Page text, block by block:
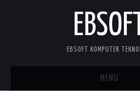
EBSOFT
EBSOFT KOMPUTER
MENU